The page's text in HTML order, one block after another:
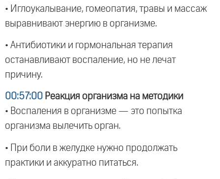
• Иглоукалывание, гомеопатия, травы и массаж
выравнивают энергию в организме.
• Антибиотики и гормональная терапия
останавливают воспаление, но не лечат
причину.
00:57:00 Реакция организма на методики
• Воспаления в организме — это попытка
организма вылечить орган.
• При боли в желудке нужно продолжать
практики и аккуратно питаться.